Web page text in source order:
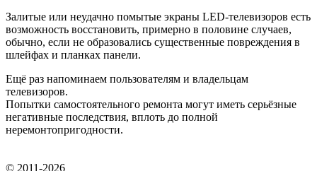
Залитые или неудачно помытые экраны LED-телевизоров есть
возможность восстановить, примерно в половине случаев,
обычно, если не образовались существенные повреждения в
шлейфах и планках панели.
Ещё раз напоминаем пользователям и владельцам
телевизоров.
Попытки самостоятельного ремонта могут иметь серьёзные
негативные последствия, вплоть до полной
неремонтопригодности.
© 2011-2026